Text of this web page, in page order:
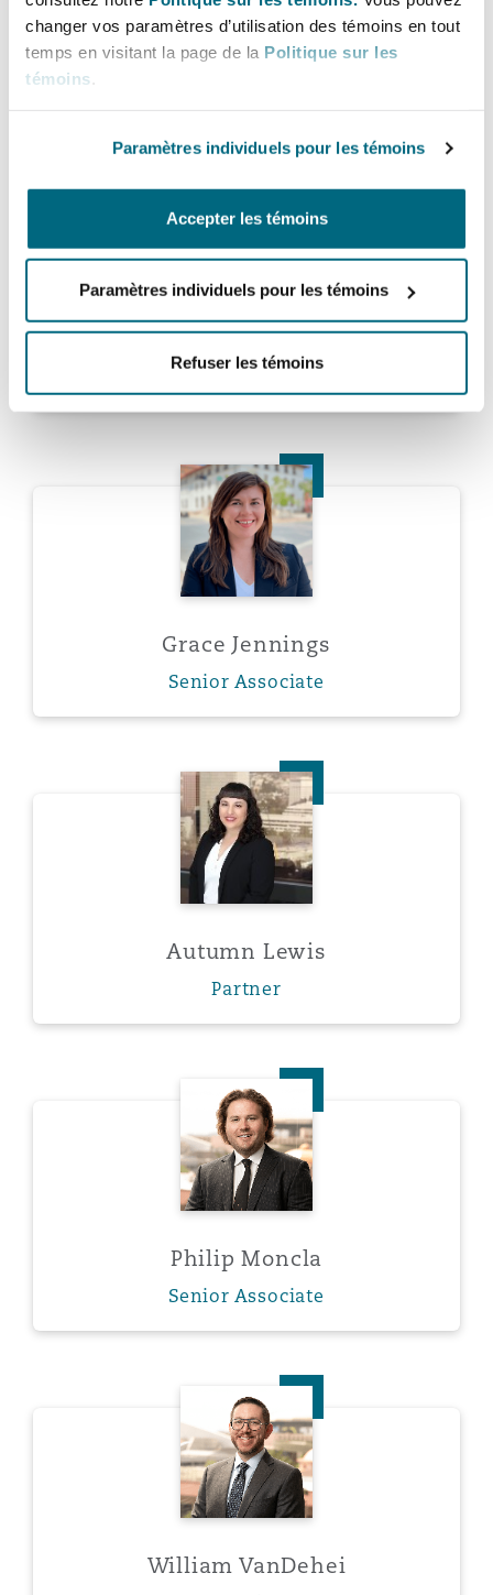
changer vos paramètres d’utilisation des témoins en tout
temps en visitant la page de la Politique sur les
témoins.
Paramètres individuels pour les témoins
Accepter les témoins
Paramètres individuels pour les témoins
Refuser les témoins
Stephen D. Hoffman
Amanda Hough
Senior Counsel
Grace Jennings
Grace Jennings
Senior Associate
Autumn Lewis
Autumn Lewis
Partner
Philip Moncla
Philip Moncla
Senior Associate
William VanDehei
William VanDehei